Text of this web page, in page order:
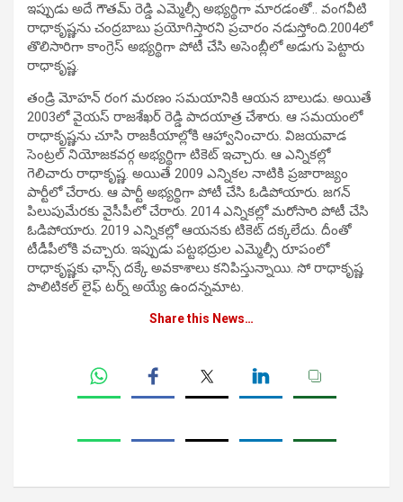
ఇప్పుడు అదే గౌతమ్ రెడ్డి ఎమ్మెల్సీ అభ్యర్థిగా మారడంతో.. వంగవీటి
రాధాకృష్ణను చంద్రబాబు ప్రయోగిస్తారని ప్రచారం నడుస్తోంది.2004లో
తొలిసారిగా కాంగ్రెస్ అభ్యర్థిగా పోటీ చేసి అసెంబ్లీలో అడుగు పెట్టారు
రాధాకృష్ణ.
తండ్రి మోహన్ రంగ మరణం సమయానికి ఆయన బాలుడు. అయితే
2003లో వైయస్ రాజశేఖర్ రెడ్డి పాదయాత్ర చేశారు. ఆ సమయంలో
రాధాకృష్ణను చూసి రాజకీయాల్లోకి ఆహ్వానించారు. విజయవాడ
సెంట్రల్ నియోజకవర్గ అభ్యర్థిగా టికెట్ ఇచ్చారు. ఆ ఎన్నికల్లో
గెలిచారు రాధాకృష్ణ. అయితే 2009 ఎన్నికల నాటికి ప్రజారాజ్యం
పార్టీలో చేరారు. ఆ పార్టీ అభ్యర్థిగా పోటీ చేసి ఓడిపోయారు. జగన్
పిలుపుమేరకు వైసీపీలో చేరారు. 2014 ఎన్నికల్లో మరోసారి పోటీ చేసి
ఓడిపోయారు. 2019 ఎన్నికల్లో ఆయనకు టికెట్ దక్కలేదు. దీంతో
టీడీపీలోకి వచ్చారు. ఇప్పుడు పట్టభద్రుల ఎమ్మెల్సీ రూపంలో
రాధాకృష్ణకు ఛాన్స్ దక్కే అవకాశాలు కనిపిస్తున్నాయి. సో రాధాకృష్ణ
పొలిటికల్ లైఫ్ టర్న్ అయ్యే ఉందన్నమాట.
Share this News…